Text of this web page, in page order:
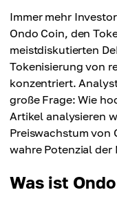
Immer mehr
Ondo Coin, den
meistdiskutierten
Tokenisierung von
konzentriert.
große Frage: Wie
Artikel analysieren
Preiswachstum von
wahre Potenzial der
Was ist